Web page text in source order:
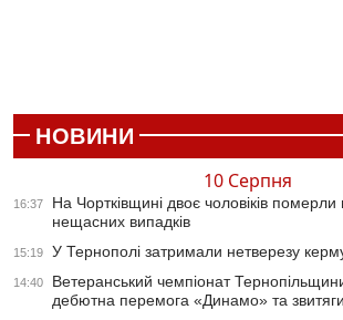
НОВИНИ
10 Серпня
16:37
На Чортківщині двоє чоловіків померли
нещасних випадків
15:19 У Тернополі затримали нетверезу
14:40
Ветеранський чемпіонат
дебютна перемога «Динамо» та звитяги